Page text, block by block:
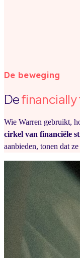
De beweging
Definancially
Wie Warren gebruikt,
cirkel van financiële
aanbieden, tonen dat